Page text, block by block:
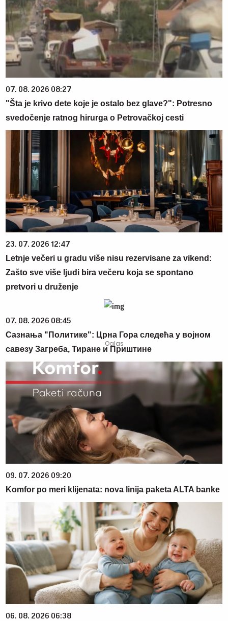
07. 08. 2026 08:27
"Šta je krivo dete koje je ostalo bez glave?": Potresno
svedočenje ratnog hirurga o Petrovačkoj cesti
23. 07. 2026 12:47
Letnje večeri u gradu više nisu rezervisane za vikend:
Zašto sve više ljudi bira večeru koja se spontano
pretvori u druženje
07. 08. 2026 08:45
Сазнања "Политике": Црна Гора следећа у војном
савезу Загреба, Тиране и Приштине
09. 07. 2026 09:20
Komfor po meri klijenata: nova linija paketa ALTA banke
06. 08. 2026 06:38